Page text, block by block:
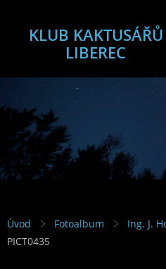
KLUB KAKTUSÁŘŮ
LIBEREC
Úvod Fotoalbum
Ing. J.
PICT0435